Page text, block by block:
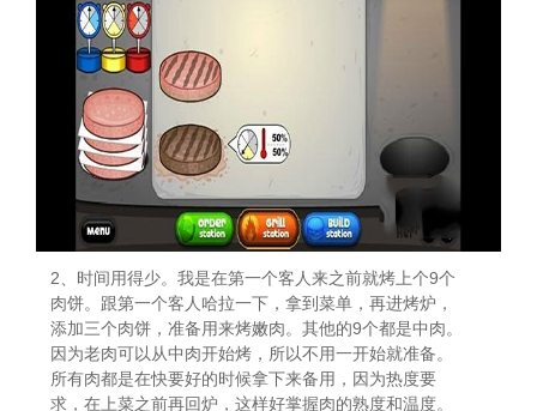
2、时间用得少。我是在第一个客人来之前就烤上个9个
肉饼。跟第一个客人哈拉一下，拿到菜单，再进烤炉，
添加三个肉饼，准备用来烤嫩肉。其他的9个都是中肉。
因为老肉可以从中肉开始烤，所以不用一开始就准备。
所有肉都是在快要好的时候拿下来备用，因为热度要
求，在上菜之前再回炉，这样好掌握肉的熟度和温度。